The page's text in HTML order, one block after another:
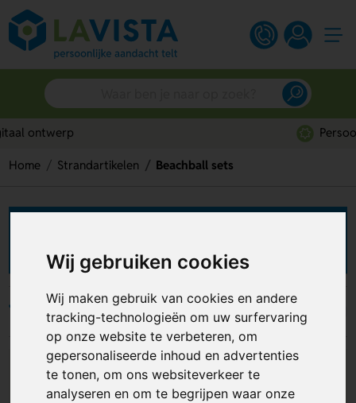
Wij gebruiken cookies
Wij maken gebruik van cookies en andere
tracking-technologieën om uw surfervaring
op onze website te verbeteren, om
gepersonaliseerde inhoud en advertenties
te tonen, om ons websiteverkeer te
analyseren en om te begrijpen waar onze
Home Strandartikelen Beachball sets
Filters